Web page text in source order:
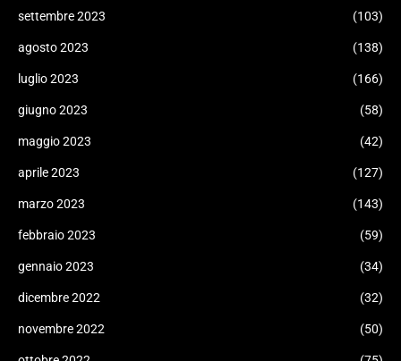
settembre 2023 (103)
agosto 2023 (138)
luglio 2023 (166)
giugno 2023 (58)
maggio 2023 (42)
aprile 2023 (127)
marzo 2023 (143)
febbraio 2023 (59)
gennaio 2023 (34)
dicembre 2022 (32)
novembre 2022 (50)